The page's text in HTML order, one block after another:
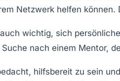
Netzwerk helfen
wichtig, sich
nach einem Mentor,
hilfsbereit zu sein